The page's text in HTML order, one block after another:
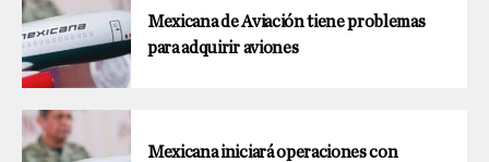
Mexicana de Aviación tiene problemas
para adquirir aviones
Mexicana iniciará operaciones con